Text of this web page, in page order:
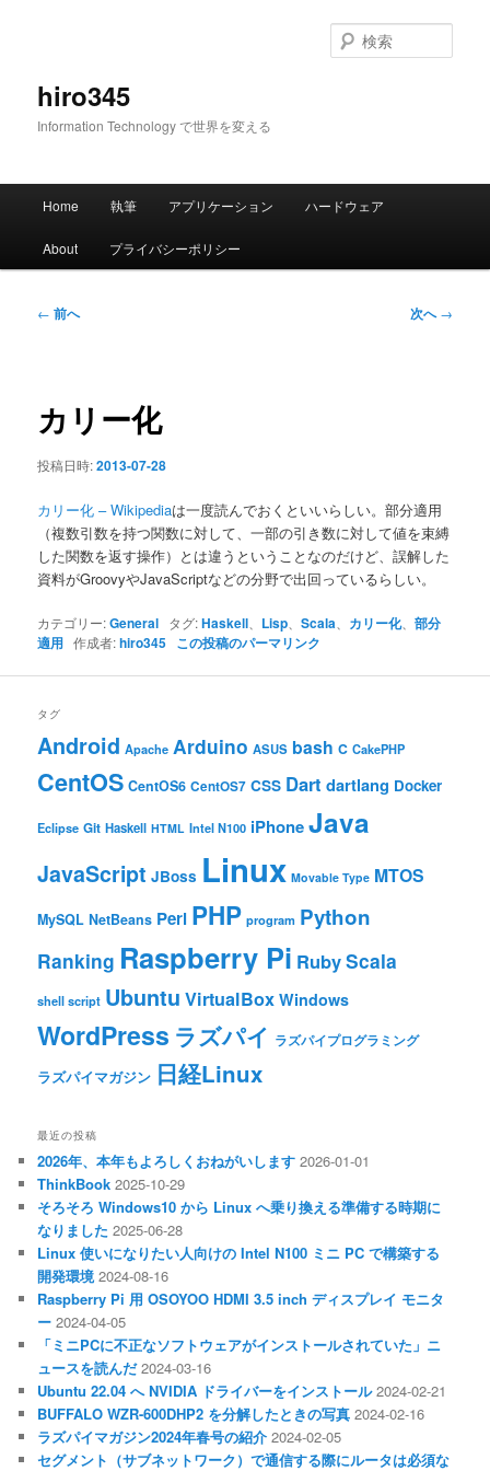
hiro345
Information Technology で世界を変える
索
メ
Home 執筆 アプリケーション ハードウェア
About プライバシーポリシー
投
ー
ョ
← 前へ 次へ→
カリー化
投稿日時:2013-07-28
カリー化 – Wikipediaは一度読んでおくといいらしい。部分適用
（複数引数を持つ関数に対して、一部の引き数に対して値を束縛
した関数を返す操作）とは違うということなのだけど、誤解した
資料がGroovyやJavaScriptなどの分野で出回っているらしい。
カテゴリー:General タグ:Haskell Lisp 、Scala カリー化、部分
適用 作成者:hiro345 この投稿のパーマリンク
タグ
Android Apache Arduino ASUS bash C CakePHP
CentOS CentOS6 CentOS7 CSS Dart dartlang Docker
Eclipse Git Haskell HTML Intel N100 iPhoneJava
JavaScript JBoss Linux Movable Type MTOS
MySQL NetBeans Perl PHP program Python
Ranking Raspberry Pi RubyScala
shell script Ubuntu VirtualBox Windows
WordPress ラズパイ ラズパイプログラミング
ラズパイマガジン 日経Linux
最近の投稿
2026年、本年もよろしくおねがいします 2026-01-01
ThinkBook 2025-10-29
そろそろ Windows10 から Linux へ乗り換える準備する時期に
なりました 2025-06-28
Linux 使いになりたい人向けの Intel N100 ミニ PC で構築する
開発環境 2024-08-16
Raspberry Pi 用 OSOYOO HDMI 3.5 inch ディスプレイ モニタ
ー 2024-04-05
「ミニPCに不正なソフトウェアがインストールされていた」ニ
ュースを読んだ 2024-03-16
Ubuntu 22.04 へ NVIDIA ドライバーをインストール 2024-02-21
BUFFALO WZR-600DHP2 を分解したときの写真 2024-02-16
ラズパイマガジン2024年春号の紹介 2024-02-05
セグメント（サブネットワーク）で通信する際にルータは必須な